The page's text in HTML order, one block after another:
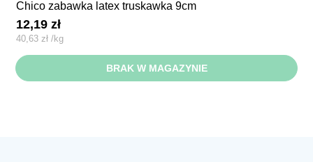
chico zabawka latex truskawka 9cm
12,19zł
40,63zł /kg
BRAK W MAGAZYNIE